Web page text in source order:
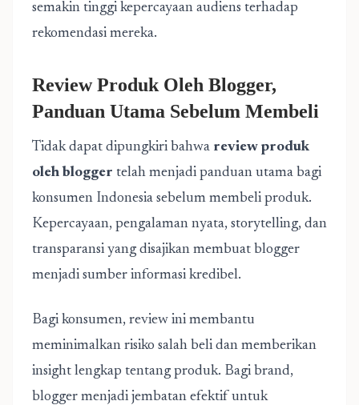
semakin tinggi kepercayaan audiens terhadap
rekomendasi mereka.
Review Produk Oleh Blogger,
Panduan Utama Sebelum Membeli
Tidak dapat dipungkiri bahwa review produk
oleh blogger telah menjadi panduan utama bagi
konsumen Indonesia sebelum membeli produk.
Kepercayaan, pengalaman nyata, storytelling, dan
transparansi yang disajikan membuat blogger
menjadi sumber informasi kredibel.
Bagi konsumen, review ini membantu
meminimalkan risiko salah beli dan memberikan
insight lengkap tentang produk. Bagi brand,
blogger menjadi jembatan efektif untuk